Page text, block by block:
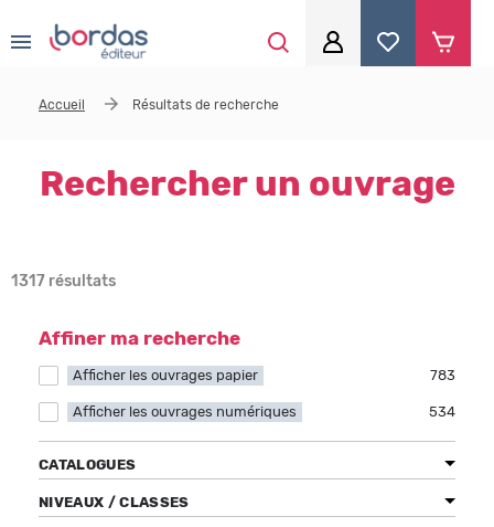
Je me connecte
Accueil Résultats de recherche
Rechercher un ouvrage
1317 résultats
Affiner ma recherche
Afficher les ouvrages papier 783
Apply Afficher les ouvrages papier filter
Afficher les ouvrages numériques 534
Apply Afficher les ouvrages numériques filter
CATALOGUES
NIVEAUX / CLASSES